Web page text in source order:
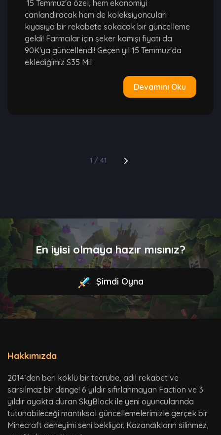
15 Temmuz'a özel, hem ekonomiyi
canlandıracak hem de koleksiyoncuları
kıyasıya bir rekabete sokacak bir güncelleme
geldi! Farmcılar için şeker kamışı fiyatı da
90K'ya güncellendi! Geçen yıl 15 Temmuz'da
eklediğimiz S35 Mil
Devamını Oku
1 / 41
En iyisi olmaya hazır mısınız?
Şimdi Oyna
Hakkımızda
2014’den beri köklü bir tecrübe, adil rekabet ve
sarsılmaz bir denge! 6 yıldır sıfırlanmayan Faction ve 3
yıldır ayakta duran SkyBlock ile yeni oyuncularında
tutunabileceği mantıksal güncellemelerimizle gerçek bir
Minecraft deneyimi seni bekliyor. Kazandıkların silinmez,